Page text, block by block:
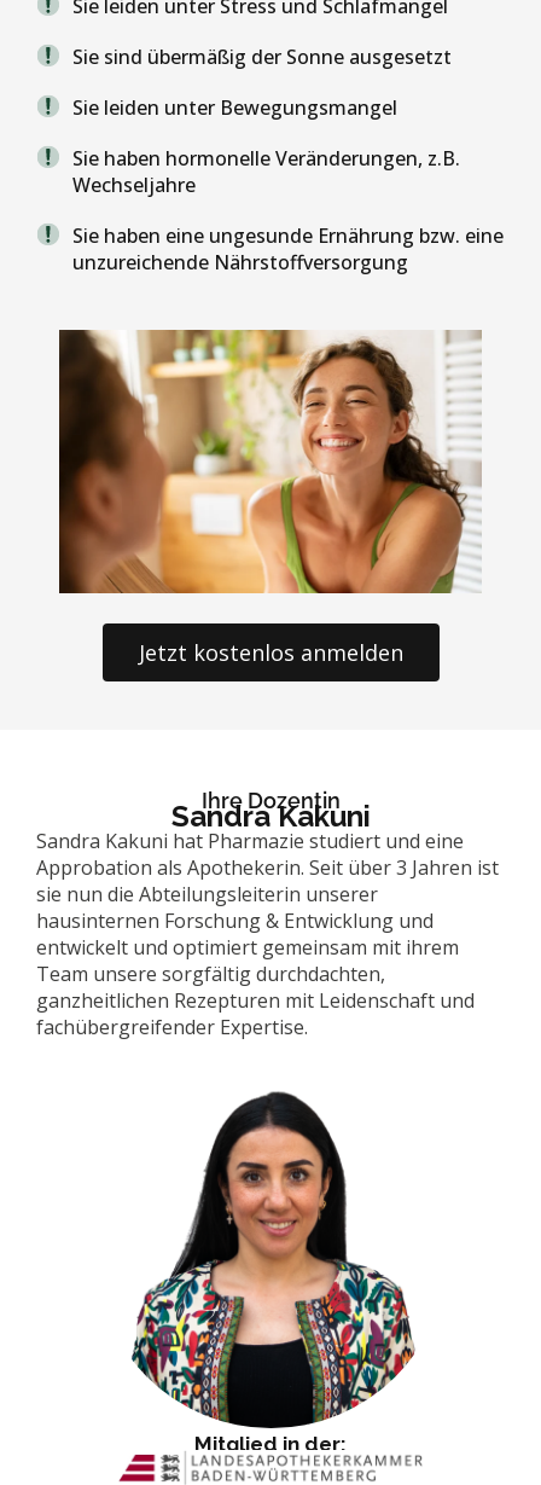
Sie leiden unter Stress und Schlafmangel
Sie sind übermäßig der Sonne ausgesetzt
Sie leiden unter Bewegungsmangel
Sie haben hormonelle Veränderungen, z.B.
Wechseljahre
Sie haben eine ungesunde Ernährung bzw. eine
unzureichende Nährstoffversorgung
Jetzt kostenlos anmelden
Ihre Dozentin
Sandra Kakuni
Sandra Kakuni hat Pharmazie studiert und eine
Approbation als Apothekerin. Seit über 3 Jahren ist
sie nun die Abteilungsleiterin unserer
hausinternen Forschung & Entwicklung und
entwickelt und optimiert gemeinsam mit ihrem
Team unsere sorgfältig durchdachten,
ganzheitlichen Rezepturen mit Leidenschaft und
fachübergreifender Expertise.
Mitglied in der: